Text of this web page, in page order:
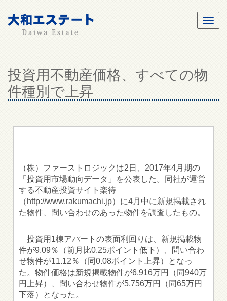
投資用不動産価格、すべての物
件種別で上昇
（株）ファーストロジックは2日、2017年4月期の
「投資用市場動向データ」を公表した。同社が運営
する不動産投資サイト楽待
（http://www.rakumachi.jp）に4月中に新規掲載され
た物件、問い合わせのあった物件を調査したもの。
投資用1棟アパートの表面利回りは、新規掲載物
件が9.09％（前月比0.25ポイント低下）、問い合わ
せ物件が11.12％（同0.08ポイント上昇）となっ
た。物件価格は新規掲載物件が6,916万円（同940万
円上昇）、問い合わせ物件が5,756万円（同65万円
下落）となった。